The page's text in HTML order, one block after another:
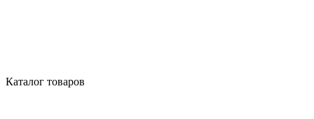
Каталог товаров